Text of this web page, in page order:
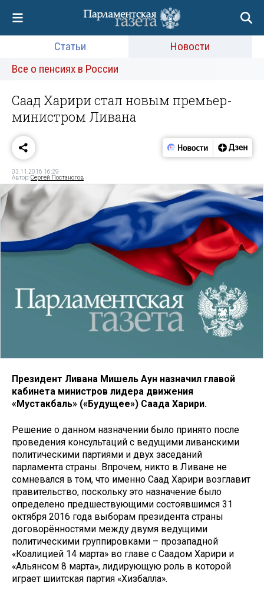
Статьи
Новости
Все о пенсиях в России
Саад Харири стал новым премьер-
министром Ливана
03.11.2016 16:29
Автор:Сергей Постаногов
Президент Ливана Мишель Аун назначил главой
кабинета министров лидера движения
«Мустакбаль» («Будущее») Саада Харири.
Решение о данном назначении было принято после
проведения консультаций с ведущими ливанскими
политическими партиями и двух заседаний
парламента страны. Впрочем, никто в Ливане не
сомневался в том, что именно Саад Харири возглавит
правительство, поскольку это назначение было
определено предшествующими состоявшимся 31
октября 2016 года выборам президента страны
договорённостями между двумя ведущими
политическими группировками – прозападной
«Коалицией 14 марта» во главе с Саадом Харири и
«Альянсом 8 марта», лидирующую роль в которой
играет шиитская партия «Хизбалла».